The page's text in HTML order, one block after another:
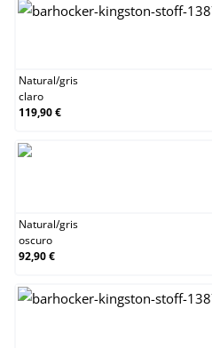
Natural/gris
claro
119,90 €
Natural/gris
oscuro
92,90 €